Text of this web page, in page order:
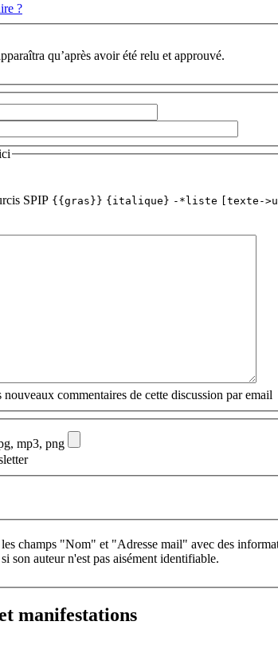
?
qu’après avoir été relu et approuvé.
SPIP {{gras}} {italique} -*liste [texte-
commentaires de cette discussion par email
mp3, png
champs "Nom" et "Adresse mail" avec des
son auteur n'est pas aisément identifiable.
manifestations